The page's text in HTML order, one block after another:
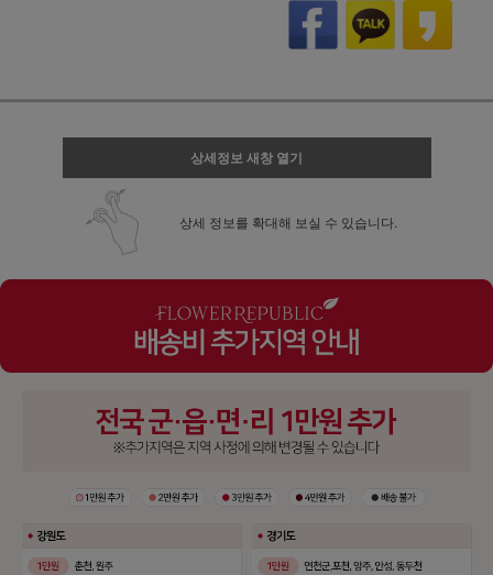
상세정보 새창 열기
상세 정보를 확대해 보실 수 있습니다.